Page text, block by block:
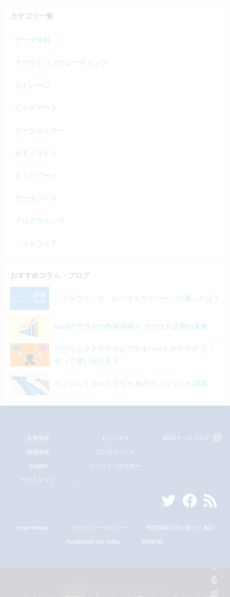
カテゴリ一覧
データ分析
クラウドコンピューティング
ストレージ
ビッグデータ
データセンター
セキュリティ
ネットワーク
データベース
プログラミング
ソフトウェア
おすすめコラム・ブログ
「クラウド」と「レンタルサーバー」の違いとは？
IaaSクラウドの市場規模と クラウド活用の未来
パブリッククラウドとプライベートクラウド どう
やって使い分ける？
オンプレミスvsクラウド 移行のメリットや課題
企業情報
採用情報
English
サイトマップ
トピックス
プレスリリース
イベント・セミナー
IDCFテックブログ
Legal notices プライバシーポリシー 特定商取引法に基づく表記
Acceptable use policy 契約約款